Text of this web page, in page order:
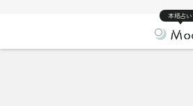
本格占い